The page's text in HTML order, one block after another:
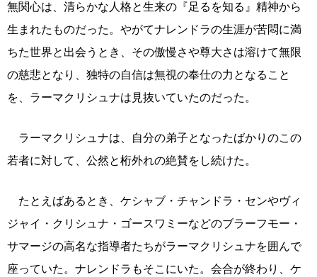
無関心は、清らかな人格と生来の『足るを知る』精神から
生まれたものだった。やがてナレンドラの生涯が苦悶に満
ちた世界と出会うとき、その傲慢さや尊大さは溶けて無限
の慈悲となり、独特の自信は無視の奉仕の力となること
を、ラーマクリシュナは見抜いていたのだった。
ラーマクリシュナは、自分の弟子となったばかりのこの
若者に対して、公然と桁外れの絶賛をし続けた。
たとえばあるとき、ケシャブ・チャンドラ・センやヴィ
ジャイ・クリシュナ・ゴースワミーなどのブラーフモー・
サマージの高名な指導者たちがラーマクリシュナを囲んで
座っていた。ナレンドラもそこにいた。会合が終わり、ケ